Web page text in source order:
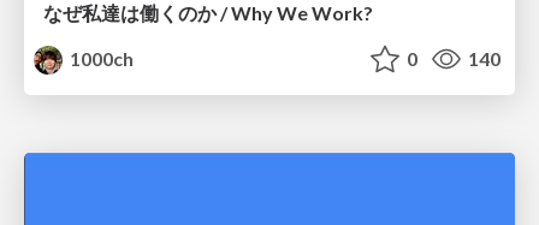
なぜ私達は働くのか / Why We Work?
1000ch
0 140